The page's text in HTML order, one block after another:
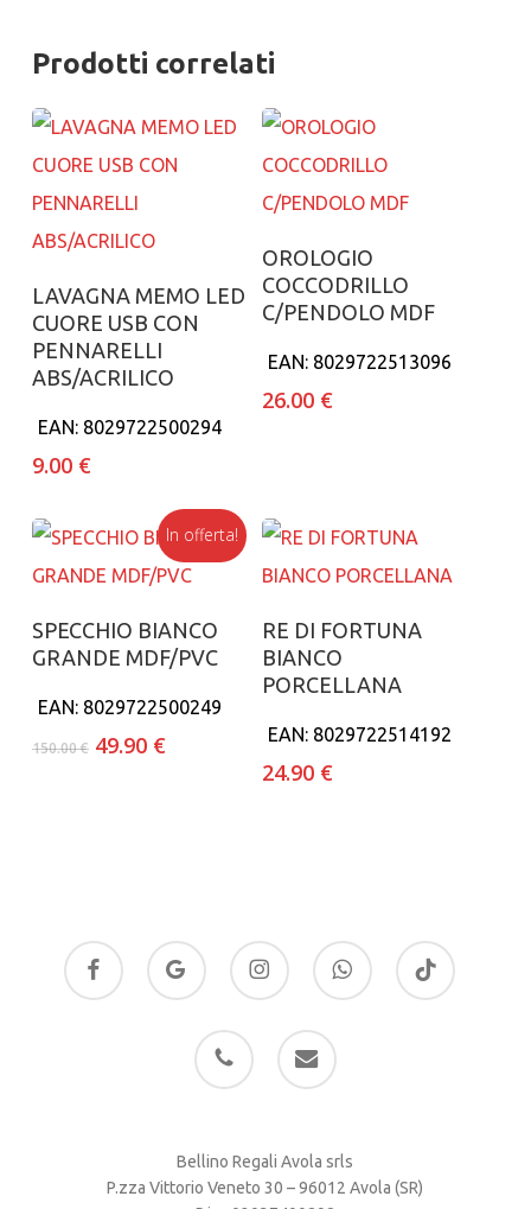
Prodotti correlati
Aggiungi al carrello
LAVAGNA MEMO LED
CUORE USB CON
PENNARELLI
ABS/ACRILICO
EAN: 8029722500294
9.00 €
Aggiungi al carrello
OROLOGIO
COCCODRILLO
C/PENDOLO MDF
EAN: 8029722513096
26.00 €
In offerta!
Aggiungi al carrello
SPECCHIO BIANCO
GRANDE MDF/PVC
EAN: 8029722500249
150.00€ Il
49.90 €Il
Aggiungi al carrello
RE DI FORTUNA
BIANCO
PORCELLANA
EAN: 8029722514192
24.90 €
facebook
google-
plus
instagram whatsapp tiktok
phone email
Bellino Regali Avola srls
P.zza Vittorio Veneto 30 – 96012 Avola (SR)